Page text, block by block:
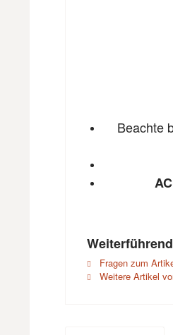
Beachte
Fragen zum
Weitere Artikel